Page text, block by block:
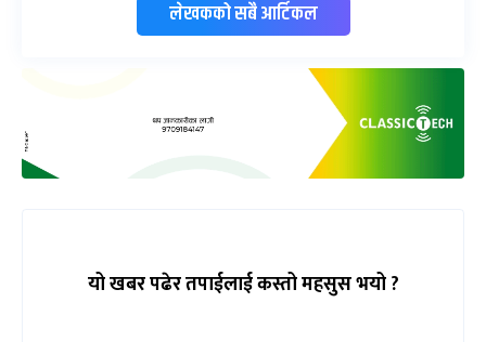
लेखकको सबै आर्टिकल
यो खबर पढेर तपाईलाई कस्तो महसुस भयो ?